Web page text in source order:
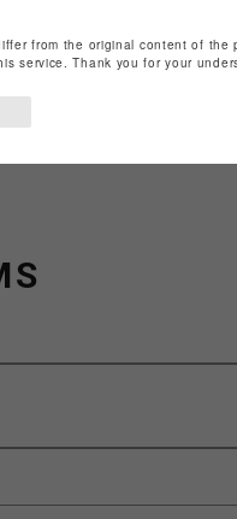
from the original content of the
service. Thank you for your